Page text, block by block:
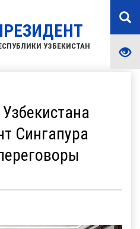
УЗБЕКИСТАН
Сингапура